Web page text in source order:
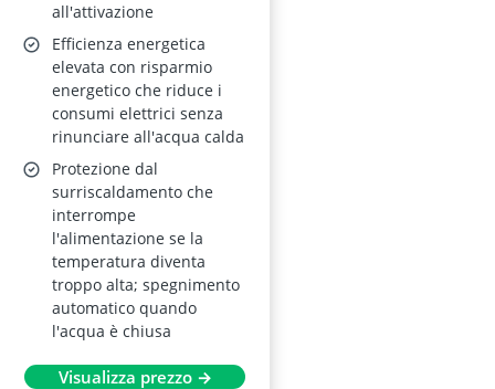
all'attivazione
Efficienza energetica
elevata con risparmio
energetico che riduce i
consumi elettrici senza
rinunciare all'acqua calda
Protezione dal
surriscaldamento che
interrompe
l'alimentazione se la
temperatura diventa
troppo alta; spegnimento
automatico quando
l'acqua è chiusa
Visualizza prezzo →